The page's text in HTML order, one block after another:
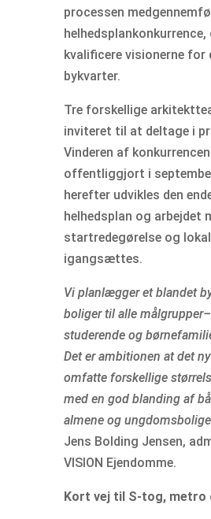
processen
helhedsplankonkurrence,
kvalificere visionerne for
bykvarter.
Tre forskellige
inviteret til at deltage i
Vinderen af
offentliggjort i
herefter udvikles den
helhedsplan og arbejdet
startredegørelse og
igangsættes.
Vi planlægger et blandet
boliger til alle
studerende og
Det er ambitionen at det
omfatte forskellige
med en god blanding af
almene og
Jens Bolding Jensen,
VISION Ejendomme.
Kort vej til S-tog, metro